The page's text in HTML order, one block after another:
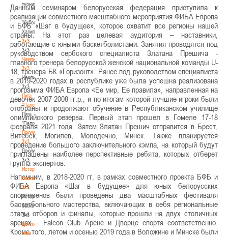
турнир
-
"Кубок
Халипского"
3x3
3x3
Чемпионат
3х3
Чемпионат
3х3
Лига
"Палова"
Лига
"Палова"
Документы
3х3
Документы
3х3
История
баскетбола
3х3
История
баскетбола
3х3
Детская
лига
Данным семинаром белорусская федерация приступила к
реализации совместного масштабного мероприятия ФИБА Европа
и БФБ «Шаг в будущее», которое охватит все регионы нашей
страны. На этот раз целевая аудитория – наставники,
работающие с юными баскетболистами. Занятия проводятся под
руководством сербского специалиста Златана Прешича -
главного тренера белорусской женской национальной команды U-
18, тренера БК «Горизонт». Ранее под руководством специалиста
в 2019-2020 годах в республике уже была успешна реализована
программа ФИБА Европа «Ее мир, Ее правила», направленная на
девочек 2007-2008 гг.р., и по итогам которой лучшие игроки были
отобраны и продолжают обучение в Республиканском училище
олимпийского резерва. Первый этап прошел в Гомеле 17-18
февраля 2021 года. Затем Златан Прешич отправится в Брест,
Витебск, Могилев, Молодечно, Минск. Также планируется
проведение большого заключительного кэмпа, на который будут
приглашены наиболее перспективные ребята, которых отберет
группа экспертов.
Напомним, в 2018-2020 гг. в рамках совместного проекта БФБ и
ФИБА Европа «Шаг в будущее» для юных белорусских
спортсменов были проведены два масштабных фестиваля
баскетбольного мастерства, включающих в себя региональные
этапы отборов и финалы, которые прошли на двух столичных
аренах – Falcon Club Арене и Дворце спорта соответственно.
Кроме того, летом и осенью 2019 года в Воложине и Минске были